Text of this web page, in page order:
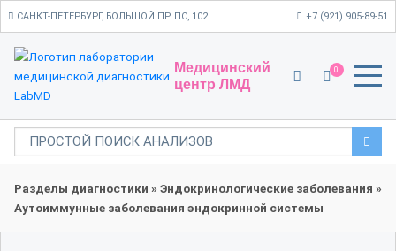
САНКТ-ПЕТЕРБУРГ, БОЛЬШОЙ ПР. ПС, 102 +7 (921) 905-89-51
Медицинский
центр ЛМД
0
Разделы диагностики » Эндокринологические заболевания »
Аутоиммунные заболевания эндокринной системы